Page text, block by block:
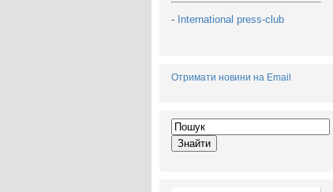
- International press-club
Отримати новини на Email